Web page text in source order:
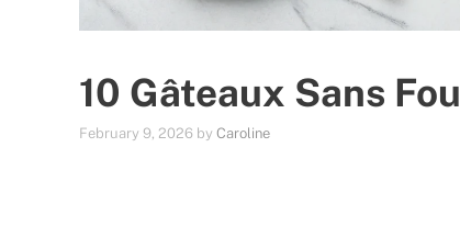
10 Gâteaux Sans
February 9, 2026 by Caroline